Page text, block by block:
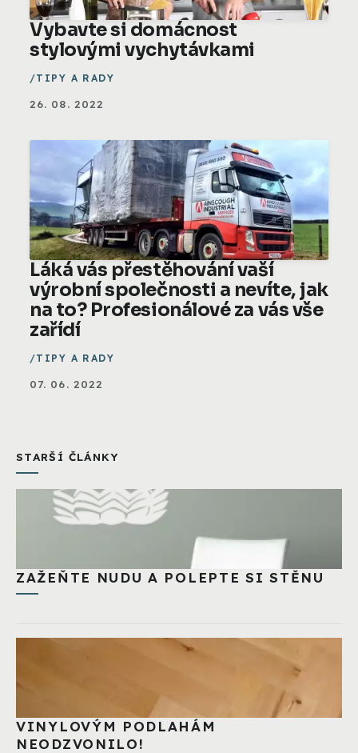
Vybavte si domácnost
stylovými vychytávkami
TIPY A RADY
26. 08. 2022
Láká vás přestěhování vaší
výrobní společnosti a nevíte, jak
na to? Profesionálové za vás vše
zařídí
TIPY A RADY
07. 06. 2022
STARŠÍ ČLÁNKY
ZAŽEŇTE NUDU A POLEPTE SI STĚNU
VINYLOVÝM PODLAHÁM
NEODZVONILO!